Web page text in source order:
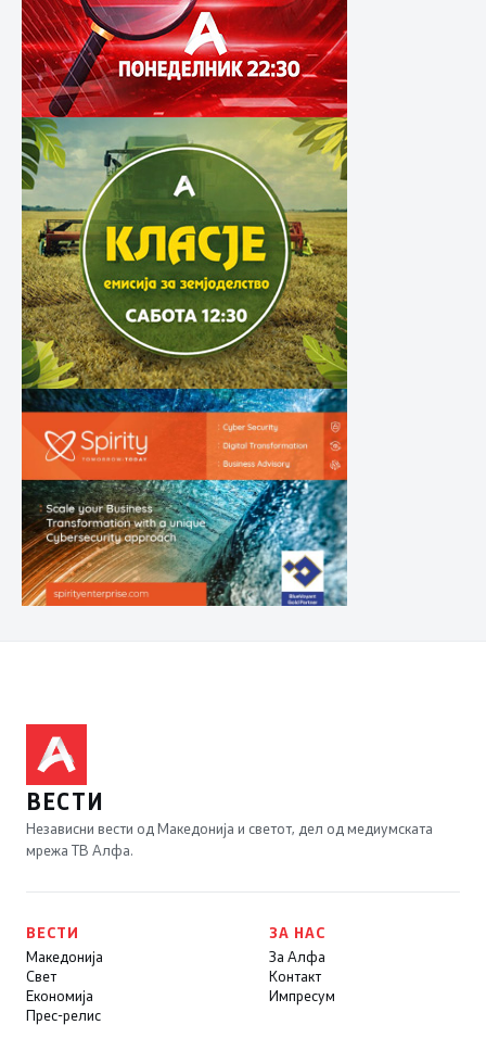
ВЕСТИ
Независни вести од Македонија и светот, дел од медиумската
мрежа ТВ Алфа.
ВЕСТИ
Македонија
Свет
Економија
Прес-релис
ЗА НАС
За Алфа
Контакт
Импресум